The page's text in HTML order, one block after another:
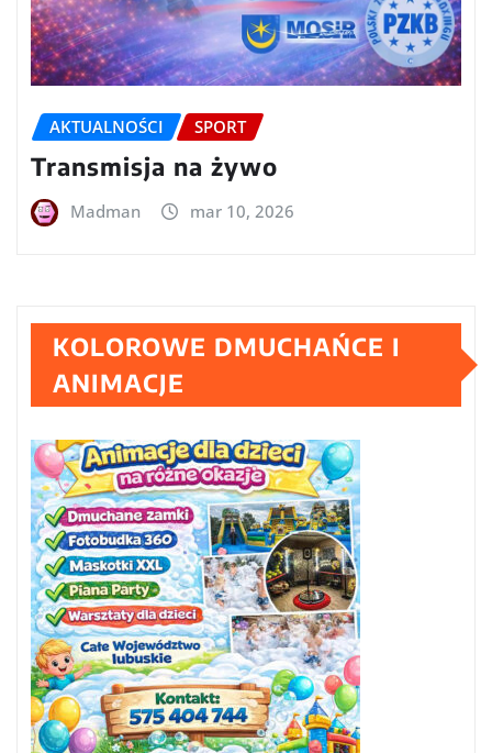
AKTUALNOŚCI SPORT
Transmisja na żywo
Madman mar 10, 2026
KOLOROWE DMUCHAŃCE I
ANIMACJE